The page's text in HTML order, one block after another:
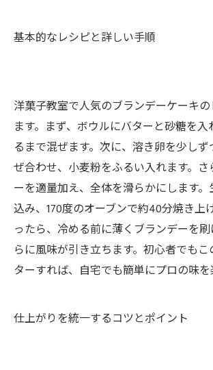
基本的なレシピと詳しい手順
洋菓子教室で人気のブランデーケーキ
ます。まず、ボウルにバターと砂糖を
るまで混ぜます。次に、溶き卵を少し
ぜ合わせ、小麦粉をふるい入れます。
ーを適量加え、全体を滑らかにします
込み、170度のオーブンで約40分焼き上
ったら、冷める前に薄くブランデーを
らに風味が引き立ちます。初心者でも
ターすれば、自宅でも簡単にプロの味を
仕上がりを統一するコツとポイント